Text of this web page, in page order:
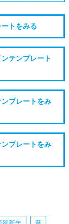
トをみる
テンプレート
プレートをみ
プレートをみ